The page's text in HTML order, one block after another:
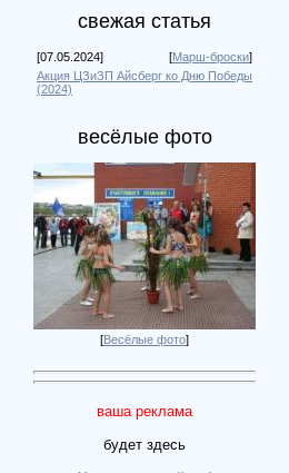
свежая статья
[07.05.2024] [Марш-броски]
Акция ЦЗиЗП Айсберг ко Дню Победы
(2024)
весёлые фото
[Весёлые фото]
ваша реклама
будет здесь